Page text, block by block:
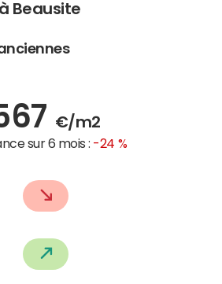
Beausite
€/m2
sur 6 mois : -24 %